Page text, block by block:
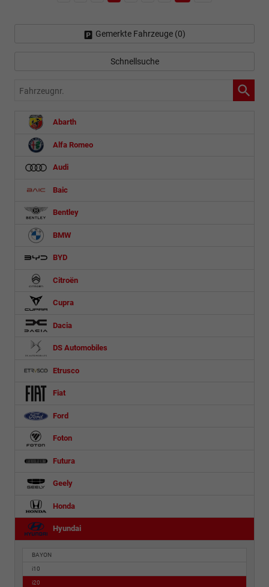
Gemerkte Fahrzeuge (0)
Schnellsuche
Fahrzeugnr.
Abarth
Alfa Romeo
Audi
Baic
Bentley
BMW
BYD
Citroën
Cupra
Dacia
DS Automobiles
Etrusco
Fiat
Ford
Foton
Futura
Geely
Honda
Hyundai
BAYON
i10
i20